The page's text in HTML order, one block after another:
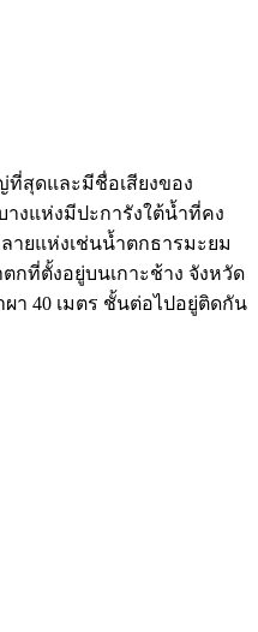
ที่สุดและมีชื่อเสียงของ
างแห่งมีปะการังใต้น้ำที่คง
ายแห่งเช่นน้ำตกธารมะยม
กที่ตั้งอยู่บนเกาะช้าง จังหวัด
า 40 เมตร ชั้นต่อไปอยู่ติดกัน